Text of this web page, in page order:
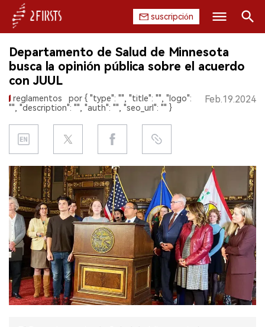
suscripción
INICIO
EMPRESA
REGULACIÓN
CHINA
DATOS
EXPOSICIÓN
ENTREVISTA
Buscar
Departamento de Salud de Minnesota
busca la opinión pública sobre el acuerdo
con JUUL
reglamentos
por { "type": "", "title": "", "logo":
"", "description": "", "auth": "", "seo_url": "" }
Feb.19.2024